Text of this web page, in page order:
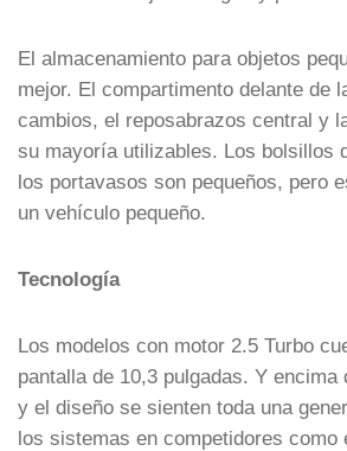
El almacenamiento para objetos
mejor. El compartimento delante de
cambios, el reposabrazos central y
su mayoría utilizables. Los bolsillos
los portavasos son pequeños, pero
un vehículo pequeño.
Tecnología
Los modelos con motor 2.5 Turbo
pantalla de 10,3 pulgadas. Y encima
y el diseño se sienten toda una
los sistemas en competidores como